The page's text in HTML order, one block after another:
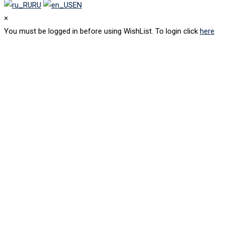
RU
EN
×
You must be logged in before using WishList. To login click here